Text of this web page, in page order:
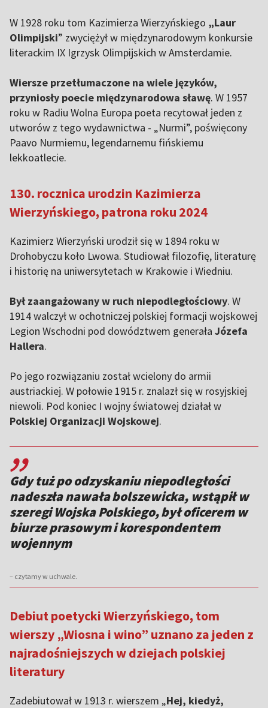
W 1928 roku tom Kazimierza Wierzyńskiego „Laur
Olimpijski” zwyciężył w międzynarodowym konkursie
literackim IX Igrzysk Olimpijskich w Amsterdamie.
Wiersze przetłumaczone na wiele języków,
przyniosły poecie międzynarodowa sławę. W 1957
roku w Radiu Wolna Europa poeta recytował jeden z
utworów z tego wydawnictwa - „Nurmi”, poświęcony
Paavo Nurmiemu, legendarnemu fińskiemu
lekkoatlecie.
130. rocznica urodzin Kazimierza
Wierzyńskiego, patrona roku 2024
Kazimierz Wierzyński urodził się w 1894 roku w
Drohobyczu koło Lwowa. Studiował filozofię, literaturę
i historię na uniwersytetach w Krakowie i Wiedniu.
Był zaangażowany w ruch niepodległościowy. W
1914 walczył w ochotniczej polskiej formacji wojskowej
Legion Wschodni pod dowództwem generała Józefa
Hallera.
Po jego rozwiązaniu został wcielony do armii
austriackiej. W połowie 1915 r. znalazł się w rosyjskiej
niewoli. Pod koniec I wojny światowej działał w
Polskiej Organizacji Wojskowej.
,,
Gdy tuż po odzyskaniu niepodległości
nadeszła nawała bolszewicka, wstąpił w
szeregi Wojska Polskiego, był oficerem w
biurze prasowym i korespondentem
wojennym
– czytamy w uchwale.
Debiut poetycki Wierzyńskiego, tom
wierszy „Wiosna i wino” uznano za jeden z
najradośniejszych w dziejach polskiej
literatury
Zadebiutował w 1913 r. wierszem „Hej, kiedyż,